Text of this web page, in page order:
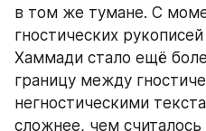
в том же тумане. С
гностических
Хаммади стало ещё
границу между
негностическими
сложнее, чем